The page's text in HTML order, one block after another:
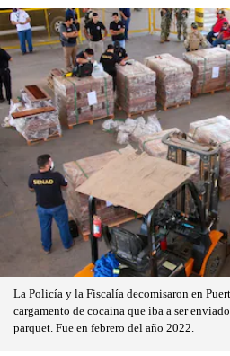
La Policía y la Fiscalía decomisaron en
cargamento de cocaína que iba a ser
parquet. Fue en febrero del año 2022.